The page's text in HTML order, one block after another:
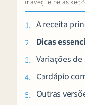
A receita
Dicas
Variações
Cardápio
Outras